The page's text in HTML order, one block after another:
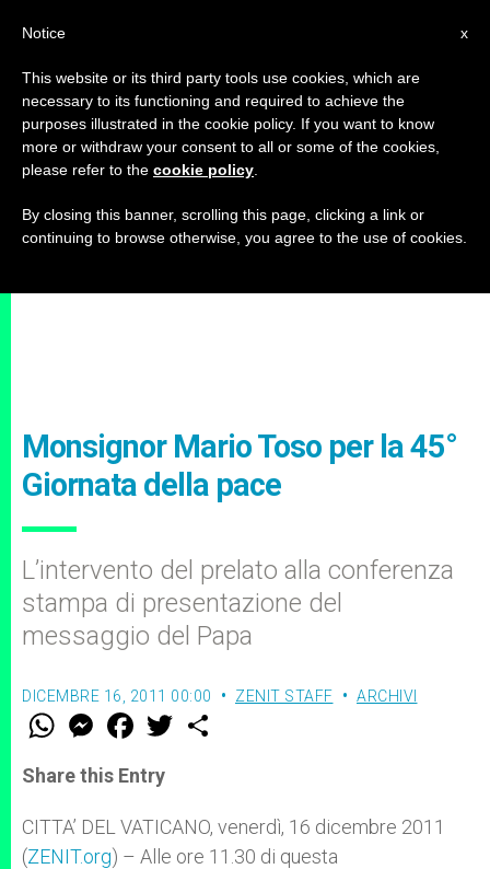
Monsignor Mario Toso per la 45°
Giornata della pace
L’intervento del prelato alla conferenza
stampa di presentazione del
messaggio del Papa
DICEMBRE 16, 2011 00:00 ZENIT STAFF ARCHIVI
W
t
s
p
p
M
e
s
e
g
e
r
F
a
e
b
o
k
w
r
Share this Entry
CITTA’ DEL VATICANO, venerdì, 16 dicembre 2011
(ZENIT.org) – Alle ore 11.30 di questa
x
Notice
This website or its third party tools use cookies, which are
necessary to its functioning and required to achieve the
purposes illustrated in the cookie policy. If you want to know
more or withdraw your consent to all or some of the cookies,
please refer to the cookie policy
By closing this banner, scrolling this page, clicking a link or
continuing to browse otherwise, you agree to the use of cookies.